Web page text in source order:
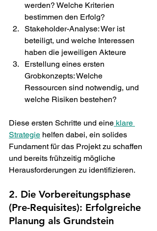
werden? Welche Kriterien
bestimmen den Erfolg?
Stakeholder-Analyse: Wer ist
beteiligt, und welche Interessen
haben die jeweiligen Akteure
Erstellung eines ersten
Grobkonzepts: Welche
Ressourcen sind notwendig, und
welche Risiken bestehen?
Diese ersten Schritte und eine klare
Strategie helfen dabei, ein solides
Fundament für das Projekt zu schaffen
und bereits frühzeitig mögliche
Herausforderungen zu identifizieren.
2. Die Vorbereitungsphase
(Pre-Requisites): Erfolgreiche
Planung als Grundstein